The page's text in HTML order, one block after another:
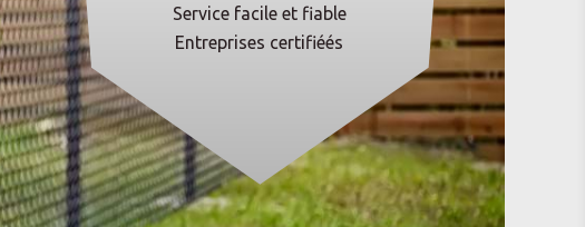
Service facile et fiable
Entreprises certifiéés